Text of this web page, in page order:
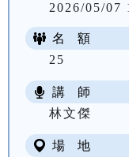
2026/05/07
名 額
25
講 師
林文傑
場 地